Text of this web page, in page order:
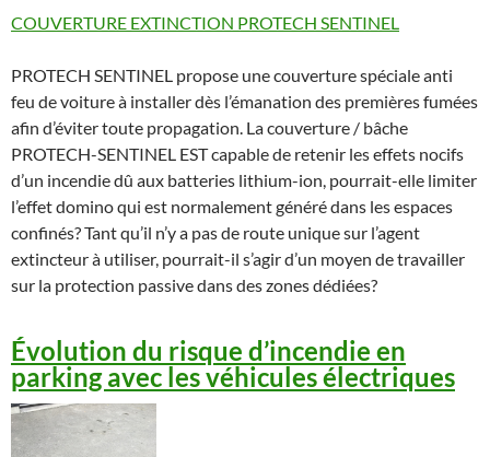
COUVERTURE EXTINCTION PROTECH SENTINEL
PROTECH SENTINEL propose une couverture spéciale anti
feu de voiture à installer dès l’émanation des premières fumées
afin d’éviter toute propagation. La couverture / bâche
PROTECH-SENTINEL EST capable de retenir les effets nocifs
d’un incendie dû aux batteries lithium-ion, pourrait-elle limiter
l’effet domino qui est normalement généré dans les espaces
confinés? Tant qu’il n’y a pas de route unique sur l’agent
extincteur à utiliser, pourrait-il s’agir d’un moyen de travailler
sur la protection passive dans des zones dédiées?
Évolution du risque d’incendie en
parking avec les véhicules électriques